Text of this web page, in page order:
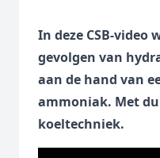
In deze CSB-video
gevolgen van
aan de hand van
ammoniak. Met
koeltechniek.